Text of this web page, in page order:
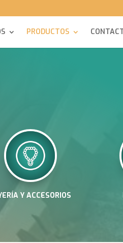
PRODUCTOS
Y ACCESORIOS